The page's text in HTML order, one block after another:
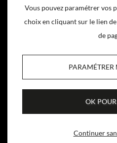
Vous pouvez paramétrer vos
choix en cliquant sur le lien
de
PARAMÉTRER
OK
Continuer